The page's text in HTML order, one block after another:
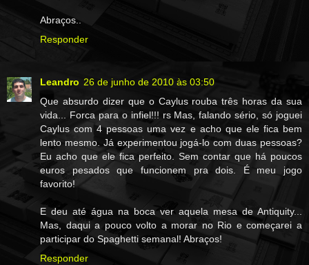
Abraços..
Responder
Leandro 26 de junho de 2010 às 03:50
Que absurdo dizer que o Caylus rouba três horas da sua
vida... Forca para o infiel!!! rs Mas, falando sério, só joguei
Caylus com 4 pessoas uma vez e acho que ele fica bem
lento mesmo. Já experimentou jogá-lo com duas pessoas?
Eu acho que ele fica perfeito. Sem contar que há poucos
euros pesados que funcionem pra dois. É meu jogo
favorito!
E deu até água na boca ver aquela mesa de Antiquity...
Mas, daqui a pouco volto a morar no Rio e começarei a
participar do Spaghetti semanal! Abraços!
Responder